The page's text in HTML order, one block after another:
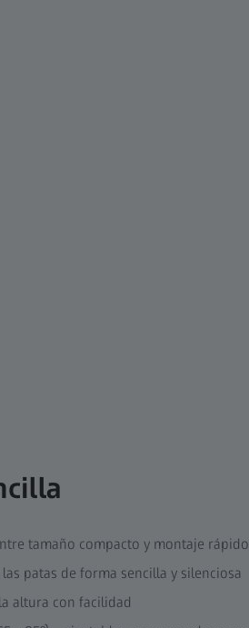
tamaño compacto y montaje rápido
patas de forma sencilla y silenciosa
altura con facilidad